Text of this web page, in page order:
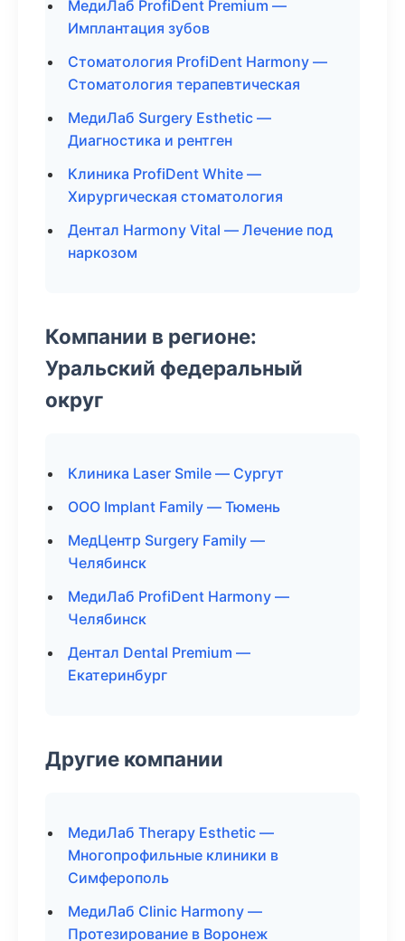
МедиЛаб ProfiDent Premium —
Имплантация зубов
Стоматология ProfiDent Harmony —
Стоматология терапевтическая
МедиЛаб Surgery Esthetic —
Диагностика и рентген
Клиника ProfiDent White —
Хирургическая стоматология
Дентал Harmony Vital — Лечение под
наркозом
Компании в регионе:
Уральский федеральный
округ
Клиника Laser Smile — Сургут
ООО Implant Family — Тюмень
МедЦентр Surgery Family —
Челябинск
МедиЛаб ProfiDent Harmony —
Челябинск
Дентал Dental Premium —
Екатеринбург
Другие компании
МедиЛаб Therapy Esthetic —
Многопрофильные клиники в
Симферополь
МедиЛаб Clinic Harmony —
Протезирование в Воронеж